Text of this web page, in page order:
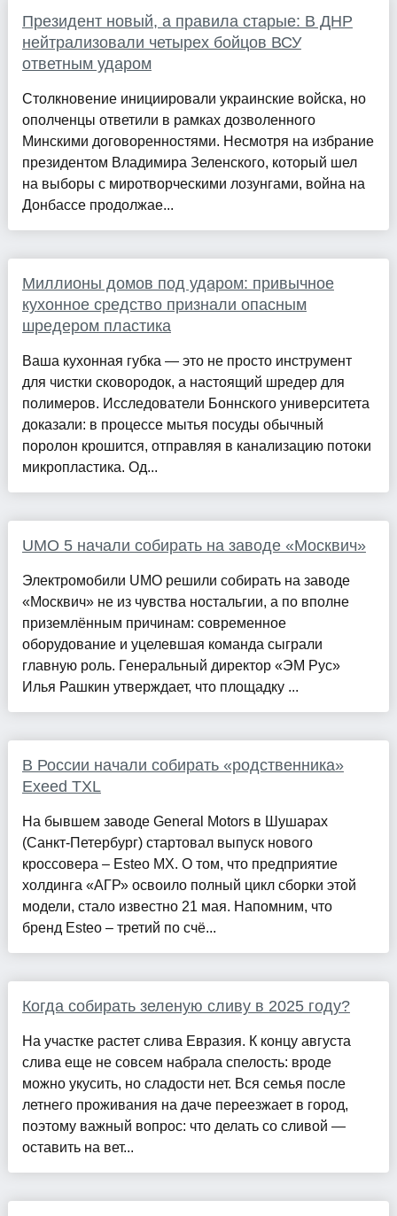
Президент новый, а правила старые: В ДНР
нейтрализовали четырех бойцов ВСУ
ответным ударом
Столкновение инициировали украинские войска, но
ополченцы ответили в рамках дозволенного
Минскими договоренностями. Несмотря на избрание
президентом Владимира Зеленского, который шел
на выборы с миротворческими лозунгами, война на
Донбассе продолжае...
Миллионы домов под ударом: привычное
кухонное средство признали опасным
шредером пластика
Ваша кухонная губка — это не просто инструмент
для чистки сковородок, а настоящий шредер для
полимеров. Исследователи Боннского университета
доказали: в процессе мытья посуды обычный
поролон крошится, отправляя в канализацию потоки
микропластика. Од...
UMO 5 начали собирать на заводе «Москвич»
Электромобили UMO решили собирать на заводе
«Москвич» не из чувства ностальгии, а по вполне
приземлённым причинам: современное
оборудование и уцелевшая команда сыграли
главную роль. Генеральный директор «ЭМ Рус»
Илья Рашкин утверждает, что площадку ...
В России начали собирать «родственника»
Exeed TXL
На бывшем заводе General Motors в Шушарах
(Санкт-Петербург) стартовал выпуск нового
кроссовера – Esteo MX. О том, что предприятие
холдинга «АГР» освоило полный цикл сборки этой
модели, стало известно 21 мая. Напомним, что
бренд Esteo – третий по счё...
Когда собирать зеленую сливу в 2025 году?
На участке растет слива Евразия. К концу августа
слива еще не совсем набрала спелость: вроде
можно укусить, но сладости нет. Вся семья после
летнего проживания на даче переезжает в город,
поэтому важный вопрос: что делать со сливой —
оставить на вет...